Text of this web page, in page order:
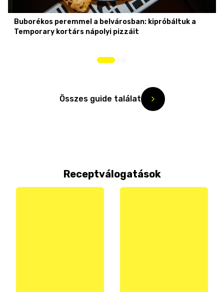
Buborékos peremmel a belvárosban: kipróbáltuk a
Temporary kortárs nápolyi pizzáit
Összes guide találat
Receptválogatások